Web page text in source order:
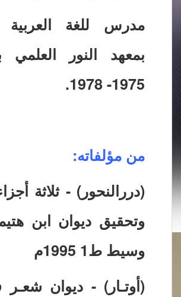
مدرس للغة العربية
بمعهد النور العلمي
1975- 1978.
من مؤلفاته:
(دررالنحور) - ثلاثة
وتحقيق ديوان ابن
وسيط ط1 1995م